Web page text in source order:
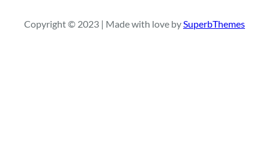
c
Copyright © 2023 | Made with love bySuperbThemes